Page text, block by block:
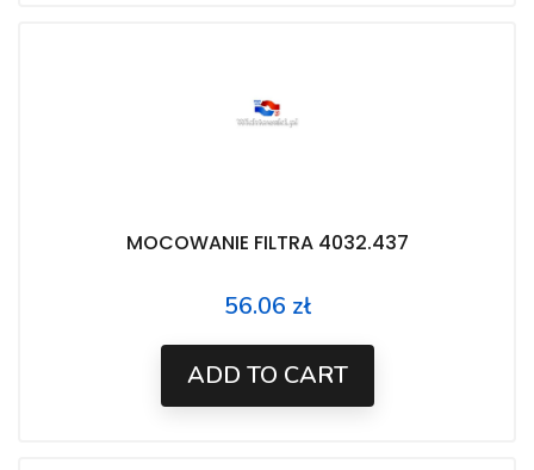
MOCOWANIE FILTRA 4032.437
Price
56.06 zł
ADD TO CART